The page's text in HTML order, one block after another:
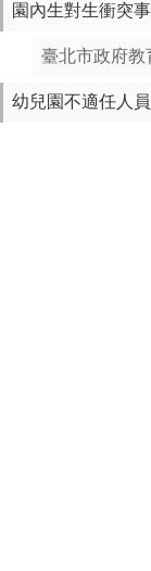
園內生對生衝突
臺北市政府教
幼兒園不適任人